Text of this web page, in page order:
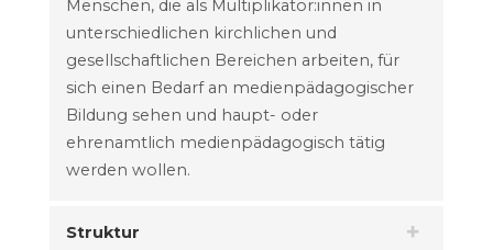
Menschen, die als Multiplikator:innen in
unterschiedlichen kirchlichen und
gesellschaftlichen Bereichen arbeiten, für
sich einen Bedarf an medienpädagogischer
Bildung sehen und haupt- oder
ehrenamtlich medienpädagogisch tätig
werden wollen.
Struktur